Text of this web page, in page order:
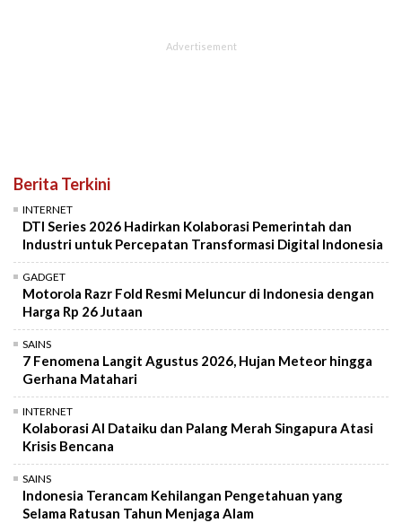
Berita Terkini
INTERNET
DTI Series 2026 Hadirkan Kolaborasi Pemerintah dan
Industri untuk Percepatan Transformasi Digital Indonesia
GADGET
Motorola Razr Fold Resmi Meluncur di Indonesia dengan
Harga Rp 26 Jutaan
SAINS
7 Fenomena Langit Agustus 2026, Hujan Meteor hingga
Gerhana Matahari
INTERNET
Kolaborasi AI Dataiku dan Palang Merah Singapura Atasi
Krisis Bencana
SAINS
Indonesia Terancam Kehilangan Pengetahuan yang
Selama Ratusan Tahun Menjaga Alam